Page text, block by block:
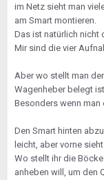
im Netz sieht man
am Smart montieren.
Das ist natürlich nicht
Mir sind die vier
Aber wo stellt man
Wagenheber belegt
Besonders wenn
Den Smart hinten
leicht, aber vorne
Wo stellt ihr die
anheben will, um den